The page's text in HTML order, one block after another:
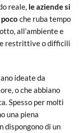
reale, le aziende si
che ruba tempo
all’ambiente e
restrittive o difficili
ideate da
o che abbiano
Spesso per molti
una piena
dispongono di un